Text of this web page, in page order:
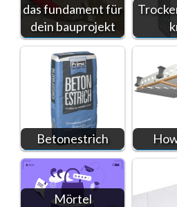
das fundament für
dein bauprojekt
Betonestrich
Mörtel